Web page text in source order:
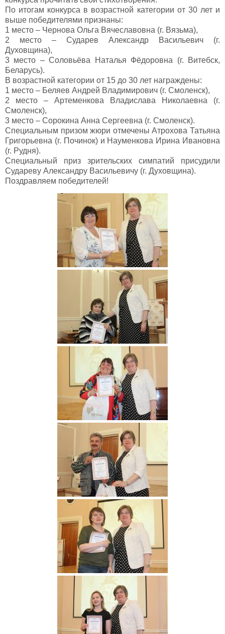
По итогам конкурса в возрастной категории от 30 лет и
выше победителями признаны:
1 место – Чернова Ольга Вячеславовна (г. Вязьма),
2 место – Сударев Александр Васильевич (г.
Духовщина),
3 место – Соловьёва Наталья Фёдоровна (г. Витебск,
Беларусь).
В возрастной категории от 15 до 30 лет награждены:
1 место – Беляев Андрей Владимирович (г. Смоленск),
2 место – Артеменкова Владислава Николаевна (г.
Смоленск),
3 место – Сорокина Анна Сергеевна (г. Смоленск).
Специальным призом жюри отмечены Атрохова Татьяна
Григорьевна (г. Починок) и Науменкова Ирина Ивановна
(г. Рудня).
Специальный приз зрительских симпатий присудили
Судареву Александру Васильевичу (г. Духовщина).
Поздравляем победителей!